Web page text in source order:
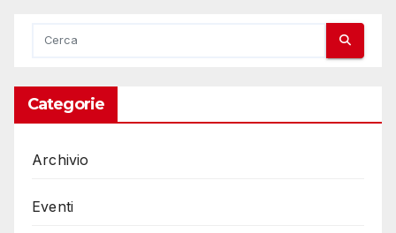
Categorie
Archivio
Eventi